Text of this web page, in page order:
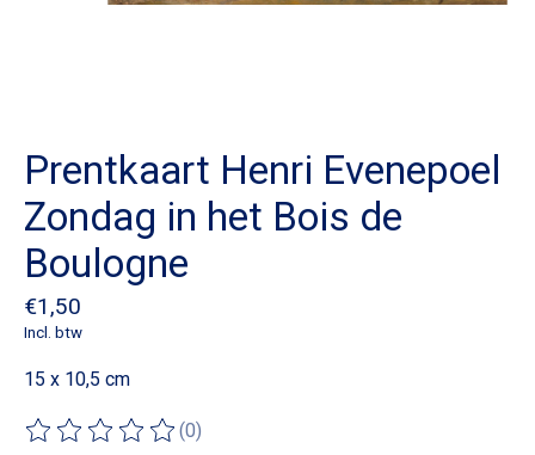
Prentkaart Henri Evenepoel
Zondag in het Bois de
Boulogne
€1,50
Incl. btw
15 x 10,5 cm
De beoordeling van dit product is
(0)